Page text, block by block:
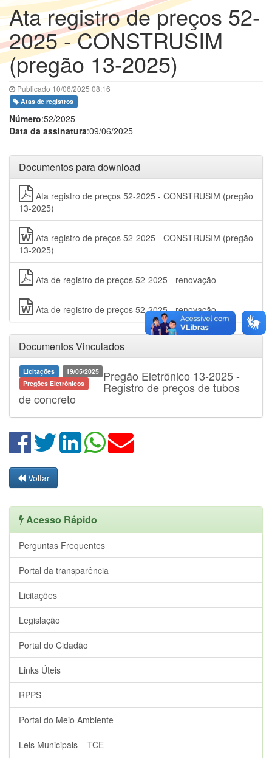
Ata registro de preços 52-
2025 - CONSTRUSIM
(pregão 13-2025)
Publicado 10/06/2025 08:16
Atas de registros
Número:52/2025
Data da assinatura:09/06/2025
Documentos para download
Ata registro de preços 52-2025 - CONSTRUSIM (pregão
13-2025)
Ata registro de preços 52-2025 - CONSTRUSIM (pregão
13-2025)
Ata de registro de preços 52-2025 - renovação
Ata de registro de preços 52-2025 - renovação
Documentos Vinculados
Licitações
19/05/2025
Pregões Eletrônicos
Pregão Eletrônico 13-2025 -
Registro de preços de tubos
de concreto
Voltar
Acesso Rápido
Perguntas Frequentes
Portal da transparência
Licitações
Legislação
Portal do Cidadão
Links Úteis
RPPS
Portal do Meio Ambiente
Leis Municipais – TCE